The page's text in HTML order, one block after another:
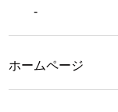
-
ホームページ